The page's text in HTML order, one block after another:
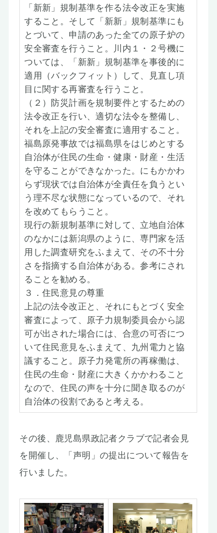
「新新」規制基準を作る法令改正を実施
すること。そして「新新」規制基準にも
とづいて、申請のあった全ての原子炉の
安全審査を行うこと。川内１・２号機に
ついては、「新新」規制基準を事後的に
適用（バックフィット）して、見直し項
目に関する再審査を行うこと。
（２）防災計画を規制要件とするための
法令改正を行い、適切な法令を整備し、
それを上記の安全審査に適用すること。
福島原発事故では福島県をはじめとする
自治体が住民の生命・健康・財産・生活
を守ることができなかった。にもかかわ
らず現状では自治体が全責任を負うとい
う理不尽な状態になっているので、それ
を改めてもらうこと。
現行の新規制基準に対して、立地自治体
のなかには新潟県のように、専門家を活
用した調査研究をふまえて、その不十分
さを指摘する自治体がある。参考にされ
ることを勧める。
３．住民意見の尊重
上記の法令改正と、それにもとづく安全
審査によって、原子力規制委員会から認
可が出された場合には、合意の可否につ
いて住民意見をふまえて、九州電力と協
議すること。原子力発電所の再稼働は、
住民の生命・財産に大きくかかわること
なので、住民の声を十分に聞き取るのが
自治体の役割であると考える。
その後、鹿児島県政記者クラブで記者会見
を開催し、「声明」の提出について報告を
行いました。